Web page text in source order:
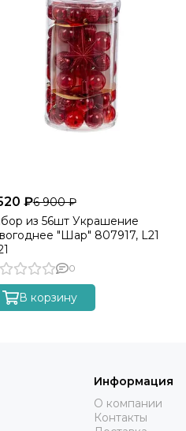
₽6 900 ₽
из 56шт Украшение
"Шар" 807917, L21
0
В корзину
Информация
О компании
Контакты